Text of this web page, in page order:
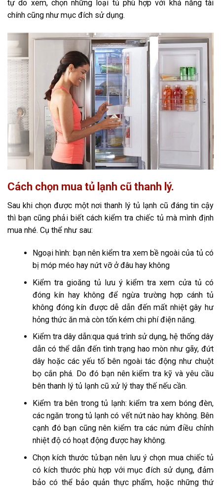
tự do xem, chọn những loại tủ phù hợp với khả năng tài
chính cũng như mục đích sử dụng.
Cách chọn mua tủ lạnh cũ thanh lý.
Sau khi chọn được một nơi thanh lý tủ lạnh cũ đáng tin cậy
thì bạn cũng phải biết cách kiểm tra chiếc tủ mà mình định
mua nhé. Cụ thể như sau:
Ngoại hình: bạn nên kiểm tra xem bề ngoài của tủ có
bị móp méo hay nứt vỡ ở đâu hay không
Kiểm tra gioăng tủ lưu ý kiểm tra xem cửa tủ có
đóng kín hay không để ngừa trường hợp cánh tủ
không đóng kín được dễ dẫn đến mất nhiệt gây hư
hỏng thức ăn mà còn tốn kém chi phí điện năng.
Kiểm tra dây dẫn:qua quá trình sử dụng, hệ thống dây
dẫn có thể dẫn đến tình trạng hao mòn như gãy, đứt
dây hoặc các yếu tố bên ngoài tác động như chuột
bọ cắn phá. Do đó bạn nên kiểm tra kỹ và yêu cầu
bên thanh lý tủ lạnh cũ xử lý thay thế nếu cần.
Kiểm tra bên trong tủ lạnh: kiểm tra xem bóng đèn,
các ngăn trong tủ lạnh có vết nứt nào hay không. Bên
cạnh đó bạn cũng nên kiểm tra các núm điều chỉnh
nhiệt độ có hoạt động được hay không.
Chọn kích thước tủ:bạn nên lưu ý chọn mua chiếc tủ
có kích thước phù hợp với mục đích sử dụng, đảm
bảo có thể bảo quản thực phẩm, hoặc những thứ